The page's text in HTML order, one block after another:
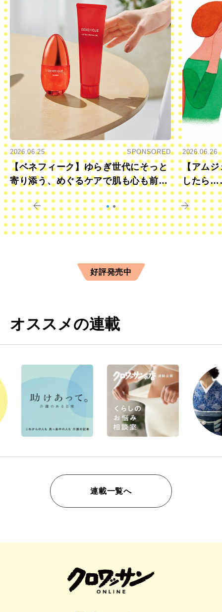
2026.06.25 SPONSORED
【ベネフィーク】ゆらぎ世代にそっと
寄り添う、めぐるケアで肌も心も前向
きに
2026.06.26
【アムジ
したら
すか？
好評発売中
オススメの連載
連載一覧へ